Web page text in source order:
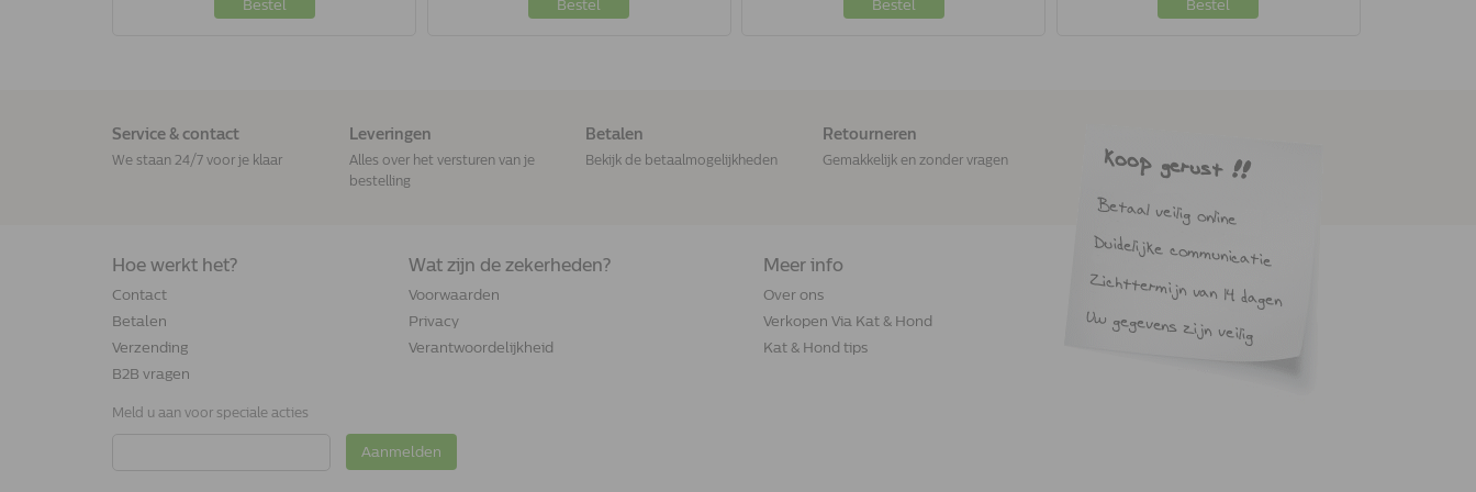
Bestel Bestel Bestel Bestel
Service & contact
We staan 24/7 voor je klaar
Leveringen
Alles over het versturen van je
bestelling
Betalen
Bekijk de betaalmogelijkheden
Retourneren
Gemakkelijk en zonder vragen
Hoe werkt het?
Contact
Betalen
Verzending
B2B vragen
Wat zijn de zekerheden?
Voorwaarden
Privacy
Verantwoordelijkheid
Meer info
Over ons
Verkopen Via Kat & Hond
Kat & Hond tips
Meld u aan voor speciale acties
Aanmelden